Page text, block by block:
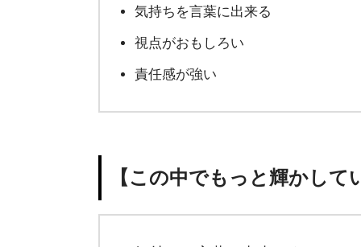
気持ちを言葉に出来る
視点がおもしろい
責任感が強い
【この中でもっと輝かし